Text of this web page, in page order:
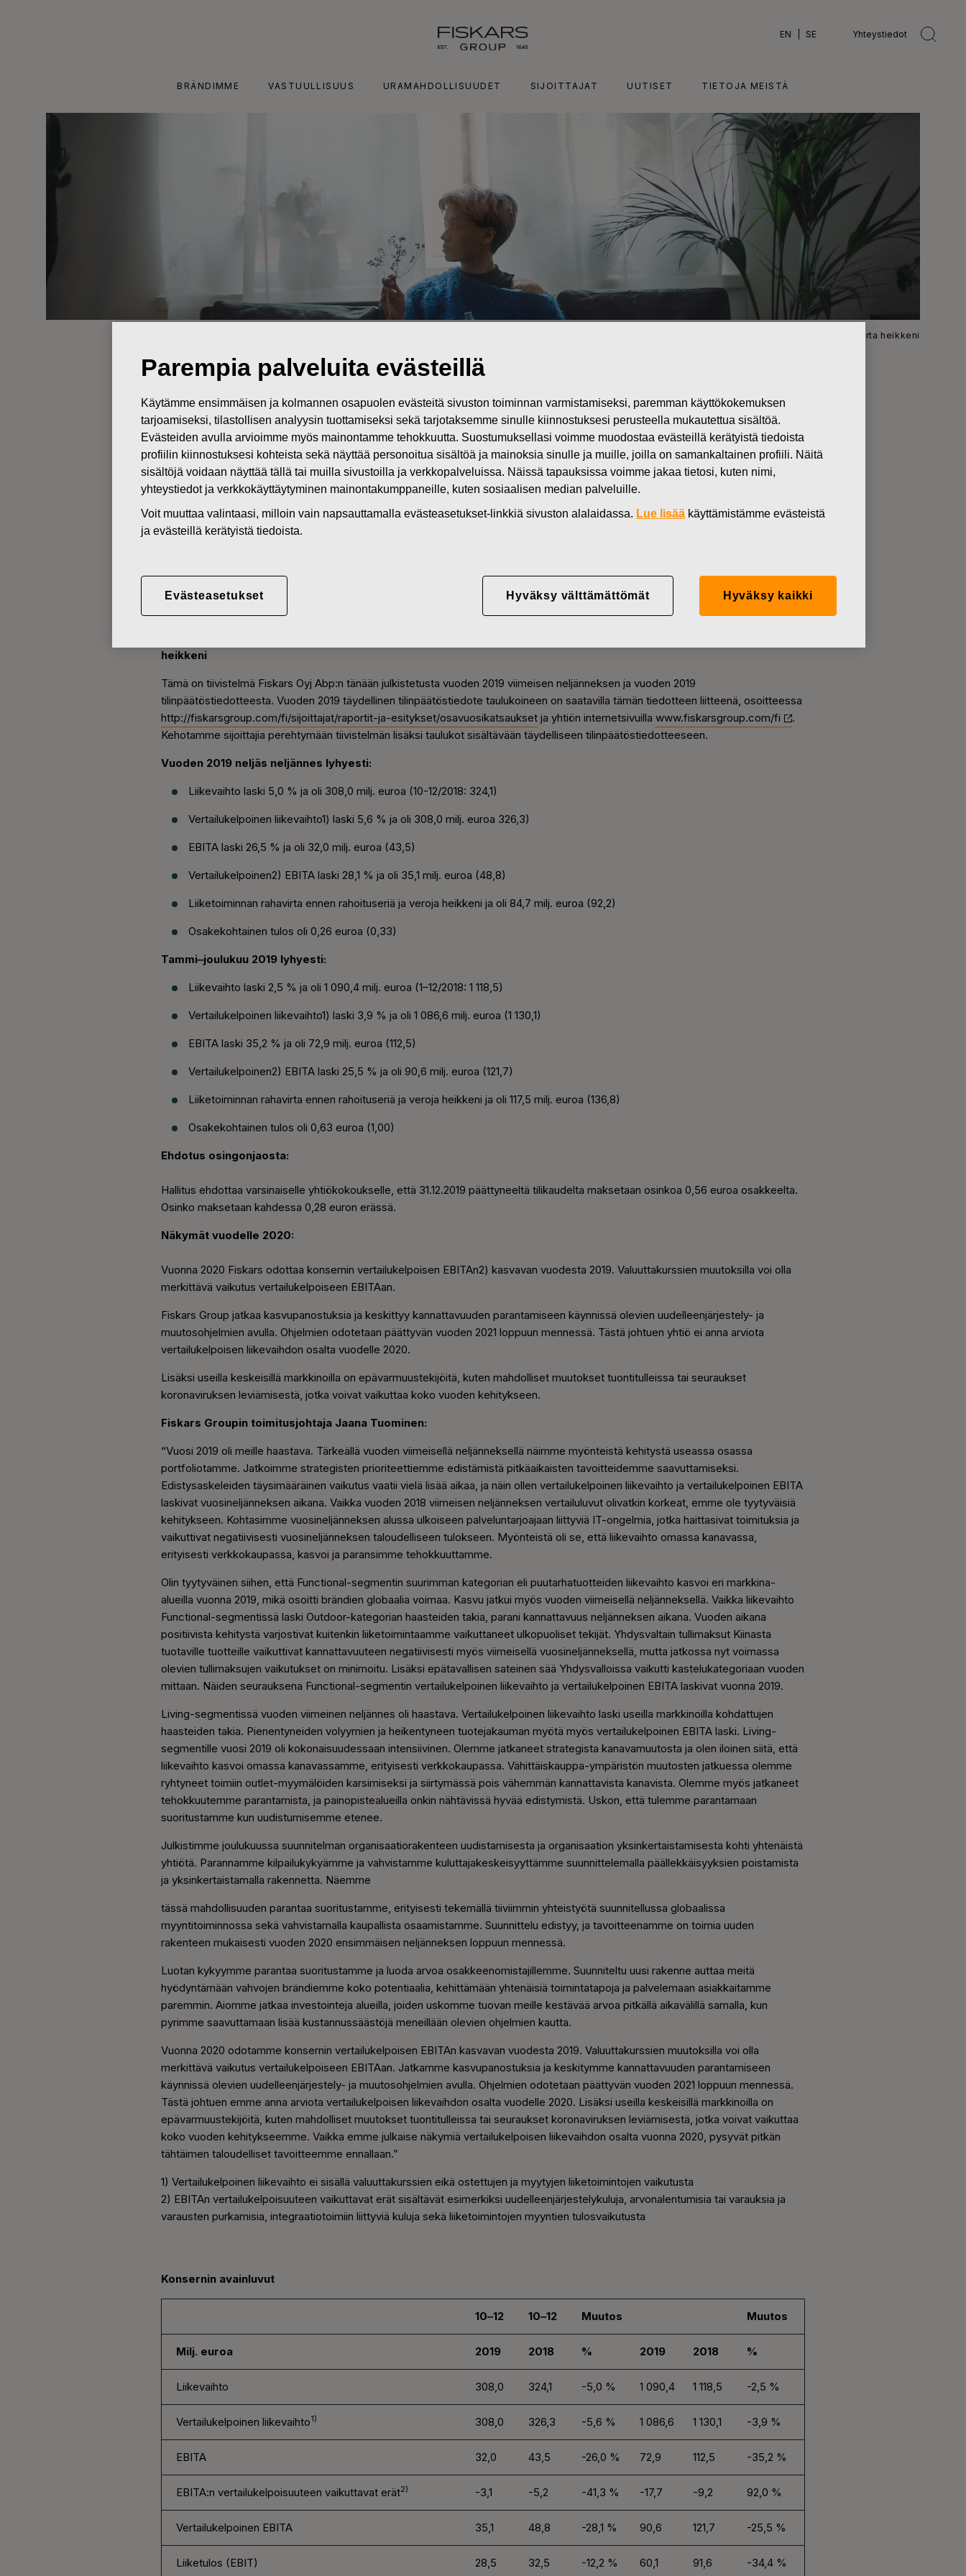
EN SE Yhteystiedot
BRÄNDIMME VASTUULLISUUS URAMAHDOLLISUUDET SIJOITTAJAT UUTISET TIETOJA MEISTÄ
FISKARSIN TILINPÄÄTÖSTIEDOTE 2019: Vertailukelpoinen liikevaihto ja vertailukelpoinen EBITA laskivat, rahavirta heikkeni
PÖRSSITIEDOTTEET
FISKARSIN TILINPÄÄTÖSTIEDOTE 2019:
Vertailukelpoinen liikevaihto ja vertailukelpoinen
EBITA laskivat, rahavirta heikkeni
Tilinpäätöstiedote
5.2.2020 klo 8.30 EET
heikkeni
Tämä on tiivistelmä Fiskars Oyj Abp:n tänään julkistetusta vuoden 2019 viimeisen neljänneksen ja vuoden 2019
tilinpäätöstiedotteesta. Vuoden 2019 täydellinen tilinpäätöstiedote taulukoineen on saatavilla tämän tiedotteen liitteenä, osoitteessa
http://fiskarsgroup.com/fi/sijoittajat/raportit-ja-esitykset/osavuosikatsaukset ja yhtiön internetsivuilla www.fiskarsgroup.com/fi
.
Kehotamme sijoittajia perehtymään tiivistelmän lisäksi taulukot sisältävään täydelliseen tilinpäätöstiedotteeseen.
Vuoden 2019 neljäs neljännes lyhyesti:
Liikevaihto laski 5,0 % ja oli 308,0 milj. euroa (10-12/2018: 324,1)
Vertailukelpoinen liikevaihto1) laski 5,6 % ja oli 308,0 milj. euroa 326,3)
EBITA laski 26,5 % ja oli 32,0 milj. euroa (43,5)
Vertailukelpoinen2) EBITA laski 28,1 % ja oli 35,1 milj. euroa (48,8)
Liiketoiminnan rahavirta ennen rahoituseriä ja veroja heikkeni ja oli 84,7 milj. euroa (92,2)
Osakekohtainen tulos oli 0,26 euroa (0,33)
Tammi‒joulukuu 2019 lyhyesti:
Liikevaihto laski 2,5 % ja oli 1 090,4 milj. euroa (1–12/2018: 1 118,5)
Vertailukelpoinen liikevaihto1) laski 3,9 % ja oli 1 086,6 milj. euroa (1 130,1)
EBITA laski 35,2 % ja oli 72,9 milj. euroa (112,5)
Vertailukelpoinen2) EBITA laski 25,5 % ja oli 90,6 milj. euroa (121,7)
Liiketoiminnan rahavirta ennen rahoituseriä ja veroja heikkeni ja oli 117,5 milj. euroa (136,8)
Osakekohtainen tulos oli 0,63 euroa (1,00)
Ehdotus osingonjaosta:
Hallitus ehdottaa varsinaiselle yhtiökokoukselle, että 31.12.2019 päättyneeltä tilikaudelta maksetaan osinkoa 0,56 euroa osakkeelta.
Osinko maksetaan kahdessa 0,28 euron erässä.
Näkymät vuodelle 2020:
Vuonna 2020 Fiskars odottaa konsernin vertailukelpoisen EBITAn2) kasvavan vuodesta 2019. Valuuttakurssien muutoksilla voi olla
merkittävä vaikutus vertailukelpoiseen EBITAan.
Fiskars Group jatkaa kasvupanostuksia ja keskittyy kannattavuuden parantamiseen käynnissä olevien uudelleenjärjestely- ja
muutosohjelmien avulla. Ohjelmien odotetaan päättyvän vuoden 2021 loppuun mennessä. Tästä johtuen yhtiö ei anna arviota
vertailukelpoisen liikevaihdon osalta vuodelle 2020.
Lisäksi useilla keskeisillä markkinoilla on epävarmuustekijöitä, kuten mahdolliset muutokset tuontitulleissa tai seuraukset
koronaviruksen leviämisestä, jotka voivat vaikuttaa koko vuoden kehitykseen.
Fiskars Groupin toimitusjohtaja Jaana Tuominen:
“Vuosi 2019 oli meille haastava. Tärkeällä vuoden viimeisellä neljänneksellä näimme myönteistä kehitystä useassa osassa
portfoliotamme. Jatkoimme strategisten prioriteettiemme edistämistä pitkäaikaisten tavoitteidemme saavuttamiseksi.
Edistysaskeleiden täysimääräinen vaikutus vaatii vielä lisää aikaa, ja näin ollen vertailukelpoinen liikevaihto ja vertailukelpoinen EBITA
laskivat vuosineljänneksen aikana. Vaikka vuoden 2018 viimeisen neljänneksen vertailuluvut olivatkin korkeat, emme ole tyytyväisiä
kehitykseen. Kohtasimme vuosineljänneksen alussa ulkoiseen palveluntarjoajaan liittyviä IT-ongelmia, jotka haittasivat toimituksia ja
vaikuttivat negatiivisesti vuosineljänneksen taloudelliseen tulokseen. Myönteistä oli se, että liikevaihto omassa kanavassa,
erityisesti verkkokaupassa, kasvoi ja paransimme tehokkuuttamme.
Olin tyytyväinen siihen, että Functional-segmentin suurimman kategorian eli puutarhatuotteiden liikevaihto kasvoi eri markkina-
alueilla vuonna 2019, mikä osoitti brändien globaalia voimaa. Kasvu jatkui myös vuoden viimeisellä neljänneksellä. Vaikka liikevaihto
Functional-segmentissä laski Outdoor-kategorian haasteiden takia, parani kannattavuus neljänneksen aikana. Vuoden aikana
positiivista kehitystä varjostivat kuitenkin liiketoimintaamme vaikuttaneet ulkopuoliset tekijät. Yhdysvaltain tullimaksut Kiinasta
tuotaville tuotteille vaikuttivat kannattavuuteen negatiivisesti myös viimeisellä vuosineljänneksellä, mutta jatkossa nyt voimassa
olevien tullimaksujen vaikutukset on minimoitu. Lisäksi epätavallisen sateinen sää Yhdysvalloissa vaikutti kastelukategoriaan vuoden
mittaan. Näiden seurauksena Functional-segmentin vertailukelpoinen liikevaihto ja vertailukelpoinen EBITA laskivat vuonna 2019.
Living-segmentissä vuoden viimeinen neljännes oli haastava. Vertailukelpoinen liikevaihto laski useilla markkinoilla kohdattujen
haasteiden takia. Pienentyneiden volyymien ja heikentyneen tuotejakauman myötä myös vertailukelpoinen EBITA laski. Living-
segmentille vuosi 2019 oli kokonaisuudessaan intensiivinen. Olemme jatkaneet strategista kanavamuutosta ja olen iloinen siitä, että
liikevaihto kasvoi omassa kanavassamme, erityisesti verkkokaupassa. Vähittäiskauppa-ympäristön muutosten jatkuessa olemme
ryhtyneet toimiin outlet-myymälöiden karsimiseksi ja siirtymässä pois vähemmän kannattavista kanavista. Olemme myös jatkaneet
tehokkuutemme parantamista, ja painopistealueilla onkin nähtävissä hyvää edistymistä. Uskon, että tulemme parantamaan
suoritustamme kun uudistumisemme etenee.
Julkistimme joulukuussa suunnitelman organisaatiorakenteen uudistamisesta ja organisaation yksinkertaistamisesta kohti yhtenäistä
yhtiötä. Parannamme kilpailukykyämme ja vahvistamme kuluttajakeskeisyyttämme suunnittelemalla päällekkäisyyksien poistamista
ja yksinkertaistamalla rakennetta. Näemme
tässä mahdollisuuden parantaa suoritustamme, erityisesti tekemällä tiiviimmin yhteistyötä suunnitellussa globaalissa
myyntitoiminnossa sekä vahvistamalla kaupallista osaamistamme. Suunnittelu edistyy, ja tavoitteenamme on toimia uuden
rakenteen mukaisesti vuoden 2020 ensimmäisen neljänneksen loppuun mennessä.
Luotan kykyymme parantaa suoritustamme ja luoda arvoa osakkeenomistajillemme. Suunniteltu uusi rakenne auttaa meitä
hyödyntämään vahvojen brändiemme koko potentiaalia, kehittämään yhtenäisiä toimintatapoja ja palvelemaan asiakkaitamme
paremmin. Aiomme jatkaa investointeja alueilla, joiden uskomme tuovan meille kestävää arvoa pitkällä aikavälillä samalla, kun
pyrimme saavuttamaan lisää kustannussäästöjä meneillään olevien ohjelmien kautta.
Vuonna 2020 odotamme konsernin vertailukelpoisen EBITAn kasvavan vuodesta 2019. Valuuttakurssien muutoksilla voi olla
merkittävä vaikutus vertailukelpoiseen EBITAan. Jatkamme kasvupanostuksia ja keskitymme kannattavuuden parantamiseen
käynnissä olevien uudelleenjärjestely- ja muutosohjelmien avulla. Ohjelmien odotetaan päättyvän vuoden 2021 loppuun mennessä.
Tästä johtuen emme anna arviota vertailukelpoisen liikevaihdon osalta vuodelle 2020. Lisäksi useilla keskeisillä markkinoilla on
epävarmuustekijöitä, kuten mahdolliset muutokset tuontitulleissa tai seuraukset koronaviruksen leviämisestä, jotka voivat vaikuttaa
koko vuoden kehitykseemme. Vaikka emme julkaise näkymiä vertailukelpoisen liikevaihdon osalta vuonna 2020, pysyvät pitkän
tähtäimen taloudelliset tavoitteemme ennallaan.”
1) Vertailukelpoinen liikevaihto ei sisällä valuuttakurssien eikä ostettujen ja myytyjen liiketoimintojen vaikutusta
2) EBITAn vertailukelpoisuuteen vaikuttavat erät sisältävät esimerkiksi uudelleenjärjestelykuluja, arvonalentumisia tai varauksia ja
varausten purkamisia, integraatiotoimiin liittyviä kuluja sekä liiketoimintojen myyntien tulosvaikutusta
Konsernin avainluvut
10‒12 10‒12 Muutos Muutos
Milj. euroa 2019 2018 % 2019 2018 %
Liikevaihto 308,0 324,1 -5,0 % 1 090,4 1 118,5 -2,5 %
Vertailukelpoinen liikevaihto1) 308,0 326,3 -5,6 % 1 086,6 1 130,1 -3,9 %
EBITA 32,0 43,5 -26,0 % 72,9 112,5 -35,2 %
EBITA:n vertailukelpoisuuteen vaikuttavat erät2) -3,1 -5,2 -41,3 % -17,7 -9,2 92,0 %
Vertailukelpoinen EBITA 35,1 48,8 -28,1 % 90,6 121,7 -25,5 %
Liiketulos (EBIT) 28,5 32,5 -12,2 % 60,1 91,6 -34,4 %
Parempia palveluita evästeillä
Käytämme ensimmäisen ja kolmannen osapuolen evästeitä sivuston toiminnan varmistamiseksi, paremman käyttökokemuksen
tarjoamiseksi, tilastollisen analyysin tuottamiseksi sekä tarjotaksemme sinulle kiinnostuksesi perusteella mukautettua sisältöä.
Evästeiden avulla arvioimme myös mainontamme tehokkuutta. Suostumuksellasi voimme muodostaa evästeillä kerätyistä tiedoista
profiilin kiinnostuksesi kohteista sekä näyttää personoitua sisältöä ja mainoksia sinulle ja muille, joilla on samankaltainen profiili. Näitä
sisältöjä voidaan näyttää tällä tai muilla sivustoilla ja verkkopalveluissa. Näissä tapauksissa voimme jakaa tietosi, kuten nimi,
yhteystiedot ja verkkokäyttäytyminen mainontakumppaneille, kuten sosiaalisen median palveluille.
Voit muuttaa valintaasi, milloin vain napsauttamalla evästeasetukset-linkkiä sivuston alalaidassa. Lue lisää käyttämistämme evästeistä
ja evästeillä kerätyistä tiedoista.
Evästeasetukset Hyväksy välttämättömät Hyväksy kaikki